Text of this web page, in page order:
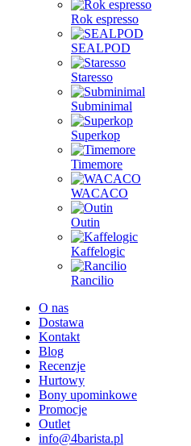
Rok espresso
SEALPOD
Staresso
Subminimal
Superkop
Timemore
WACACO
Outin
Kaffelogic
Rancilio
O nas
Dostawa
Kontakt
Blog
Recenzje
Hurtowy
Bony upominkowe
Promocje
Outlet
info@4barista.pl